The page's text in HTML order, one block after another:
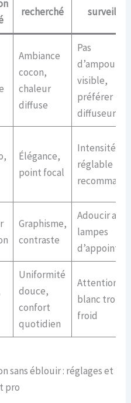
recherché
surveiller
Ambiance
cocon,
chaleur
diffuse
Pas
d’ampoule
visible,
préférer
diffuseur
Élégance,
point focal
Intensité
réglable
Graphisme,
contraste
Adoucir avec
lampes
d’appoint
Uniformité
douce,
confort
quotidien
Attention au
blanc trop
froid
sans éblouir : réglages et
pro